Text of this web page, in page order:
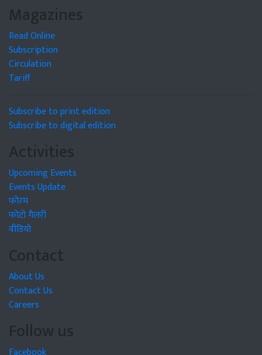
Magazines
Read Online
Subscription
Circulation
Tariff
Subscribe to print edition
Subscribe to digital edition
Activities
Upcoming Events
Events Update
फोरम
फोटो गैलरी
वीडियो
Contact
About Us
Contact Us
Careers
Follow us